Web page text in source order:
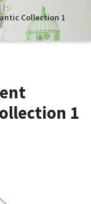
Collection 1
1